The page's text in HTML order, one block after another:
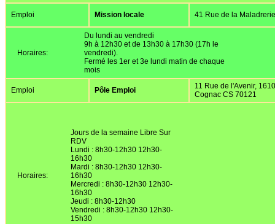
Emploi Mission locale 41 Rue de la Maladrerie
Horaires:
Du lundi au vendredi
9h à 12h30 et de 13h30 à 17h30 (17h le
vendredi).
Fermé les 1er et 3e lundi matin de chaque
mois
Emploi Pôle Emploi
11 Rue de l'Avenir,
Cognac CS 70121
Horaires:
Jours de la semaine Libre Sur
RDV
Lundi : 8h30-12h30 12h30-
16h30
Mardi : 8h30-12h30 12h30-
16h30
Mercredi : 8h30-12h30 12h30-
16h30
Jeudi : 8h30-12h30
Vendredi : 8h30-12h30 12h30-
15h30